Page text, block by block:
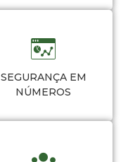
SEGURANÇA EM
NÚMEROS